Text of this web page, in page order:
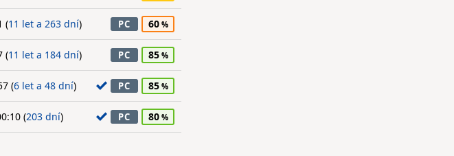
(11 let a 263 dní) PC 60
(11 let a 184 dní) PC 85
(6 let a 48 dní) PC 85
(203 dní) PC 80